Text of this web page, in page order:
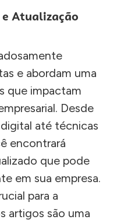
Atualização
e abordam uma
que impactam
Desde
até técnicas
encontrará
que pode
em sua empresa.
para a
artigos são uma